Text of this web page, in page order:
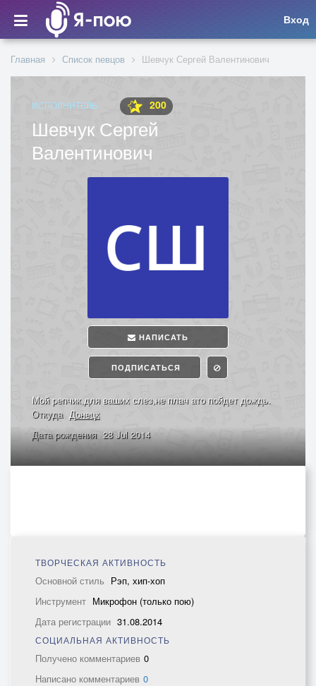
Вход
Главная Список певцов Шевчук Сергей Валентинович
ИСПОЛНИТЕЛЬ 200
Шевчук Сергей
Валентинович
НАПИСАТЬ
ПОДПИСАТЬСЯ
Мой репчик,для ваших слез,не плач ато пойдет дождь.
Откуда Донецк
Дата рождения 28 Jul 2014
ТВОРЧЕСКАЯ АКТИВНОСТЬ
Основной стиль Рэп, хип-хоп
Инструмент Микрофон (только пою)
Дата регистрации 31.08.2014
СОЦИАЛЬНАЯ АКТИВНОСТЬ
Получено комментариев 0
Написано комментариев 0